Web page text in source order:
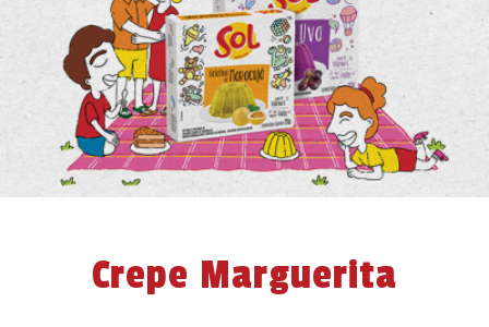
Crepe Marguerita